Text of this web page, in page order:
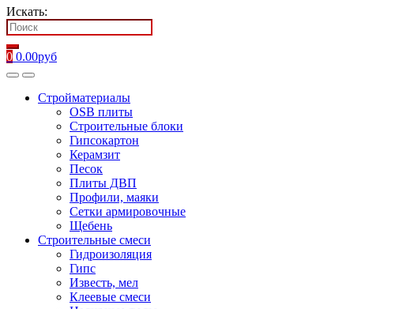
Искать:
0 0.00руб
Стройматериалы
OSB плиты
Строительные блоки
Гипсокартон
Керамзит
Песок
Плиты ДВП
Профили, маяки
Сетки армировочные
Щебень
Строительные смеси
Гидроизоляция
Гипс
Известь, мел
Клеевые смеси